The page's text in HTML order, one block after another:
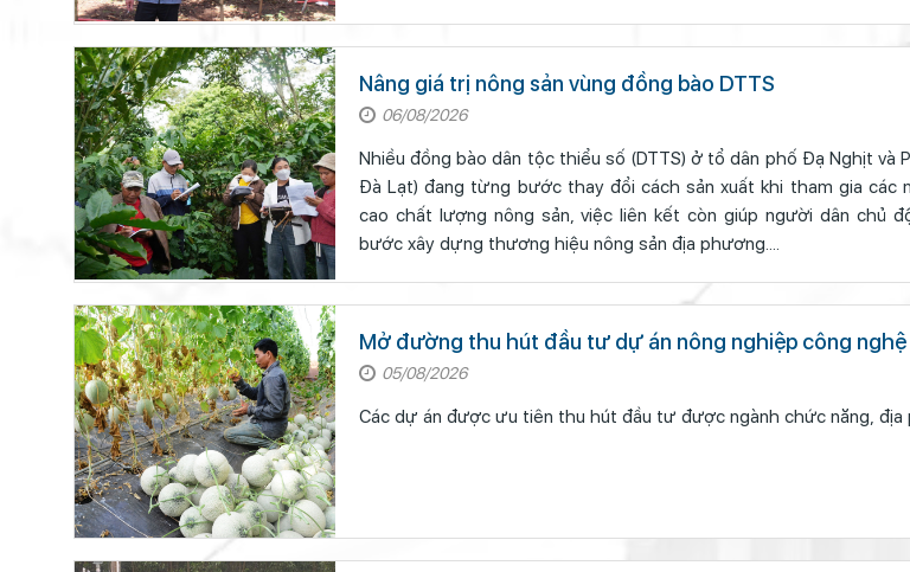
Nâng giá trị nông sản vùng đồng bào DTTS
06/08/2026
Nhiều đồng bào dân tộc thiểu số (DTTS) ở tổ dân phố Đạ Nghịt và
Đà Lạt) đang từng bước thay đổi cách sản xuất khi tham gia các
cao chất lượng nông sản, việc liên kết còn giúp người dân chủ
bước xây dựng thương hiệu nông sản địa phương....
Mở đường thu hút đầu tư dự án nông nghiệp công
05/08/2026
Các dự án được ưu tiên thu hút đầu tư được ngành chức năng, địa